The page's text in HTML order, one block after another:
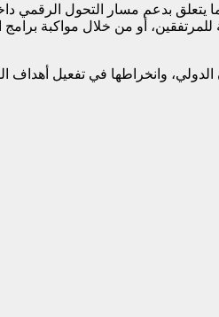
يتعلق بدعم مسار التحول
للمرتفقين، أو من خلال مواكبة